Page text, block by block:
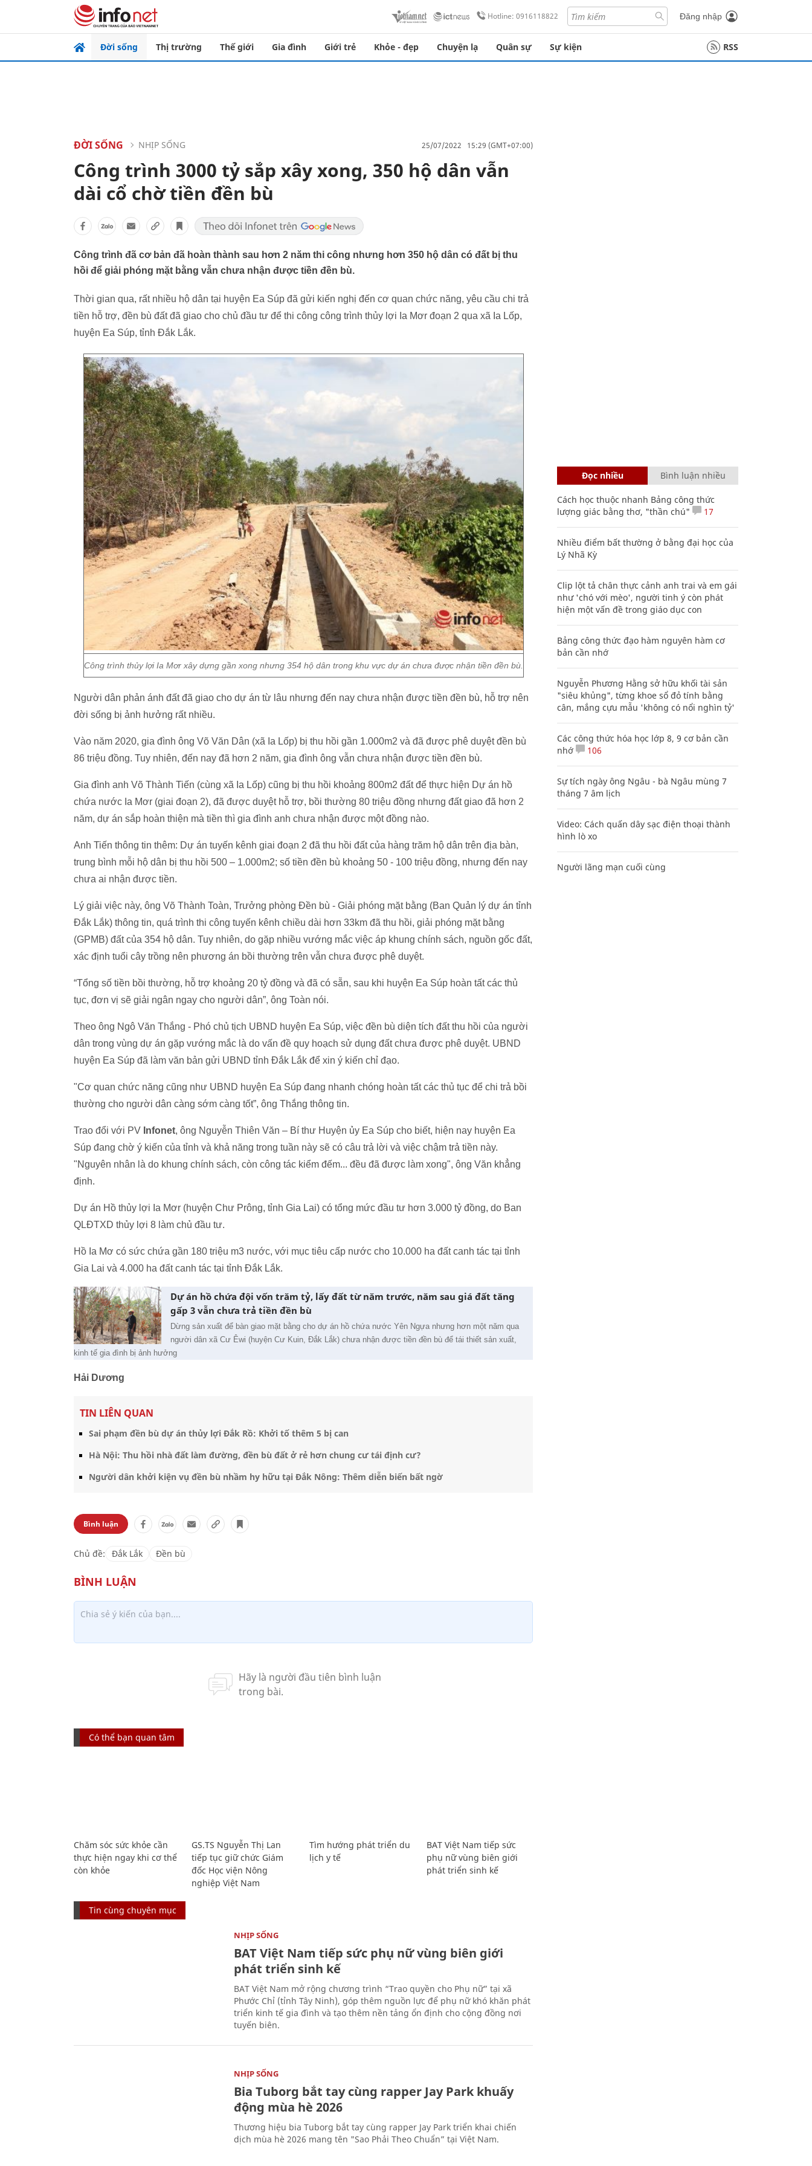
Hotline: 0916118822 Đăng nhập
Đời sống Thị trường Thế giới Gia đình Giới trẻ Khỏe - đẹp Chuyện lạ Quân sự Sự kiện RSS
ĐỜI SỐNG NHỊP SỐNG 25/07/2022 15:29 (GMT+07:00)
Công trình 3000 tỷ sắp xây xong, 350 hộ dân vẫn
dài cổ chờ tiền đền bù
Công trình đã cơ bản đã hoàn thành sau hơn 2 năm thi công nhưng hơn 350 hộ dân có đất bị thu
hồi để giải phóng mặt bằng vẫn chưa nhận được tiền đền bù.
Thời gian qua, rất nhiều hộ dân tại huyện Ea Súp đã gửi kiến nghị đến cơ quan chức năng, yêu cầu chi trả
tiền hỗ trợ, đền bù đất đã giao cho chủ đầu tư để thi công công trình thủy lợi Ia Mơr đoạn 2 qua xã Ia Lốp,
huyện Ea Súp, tỉnh Đắk Lắk.
Công trình thủy lợi Ia Mơr xây dựng gần xong nhưng 354 hộ dân trong khu vực dự án chưa được nhận tiền đền bù.
Người dân phản ánh đất đã giao cho dự án từ lâu nhưng đến nay chưa nhận được tiền đền bù, hỗ trợ nên
đời sống bị ảnh hưởng rất nhiều.
Vào năm 2020, gia đình ông Võ Văn Dân (xã Ia Lốp) bị thu hồi gần 1.000m2 và đã được phê duyệt đền bù
86 triệu đồng. Tuy nhiên, đến nay đã hơn 2 năm, gia đình ông vẫn chưa nhận được tiền đền bù.
Gia đình anh Võ Thành Tiến (cùng xã Ia Lốp) cũng bị thu hồi khoảng 800m2 đất để thực hiện Dự án hồ
chứa nước Ia Mơr (giai đoạn 2), đã được duyệt hỗ trợ, bồi thường 80 triệu đồng nhưng đất giao đã hơn 2
năm, dự án sắp hoàn thiện mà tiền thì gia đình anh chưa nhận được một đồng nào.
Anh Tiến thông tin thêm: Dự án tuyến kênh giai đoạn 2 đã thu hồi đất của hàng trăm hộ dân trên địa bàn,
trung bình mỗi hộ dân bị thu hồi 500 – 1.000m2; số tiền đền bù khoảng 50 - 100 triệu đồng, nhưng đến nay
chưa ai nhận được tiền.
Lý giải việc này, ông Võ Thành Toàn, Trưởng phòng Đền bù - Giải phóng mặt bằng (Ban Quản lý dự án tỉnh
Đắk Lắk) thông tin, quá trình thi công tuyến kênh chiều dài hơn 33km đã thu hồi, giải phóng mặt bằng
(GPMB) đất của 354 hộ dân. Tuy nhiên, do gặp nhiều vướng mắc việc áp khung chính sách, nguồn gốc đất,
xác định tuổi cây trồng nên phương án bồi thường trên vẫn chưa được phê duyệt.
“Tổng số tiền bồi thường, hỗ trợ khoảng 20 tỷ đồng và đã có sẵn, sau khi huyện Ea Súp hoàn tất các thủ
tục, đơn vị sẽ giải ngân ngay cho người dân”, ông Toàn nói.
Theo ông Ngô Văn Thắng - Phó chủ tịch UBND huyện Ea Súp, việc đền bù diện tích đất thu hồi của người
dân trong vùng dự án gặp vướng mắc là do vấn đề quy hoạch sử dụng đất chưa được phê duyệt. UBND
huyện Ea Súp đã làm văn bản gửi UBND tỉnh Đắk Lắk để xin ý kiến chỉ đạo.
"Cơ quan chức năng cũng như UBND huyện Ea Súp đang nhanh chóng hoàn tất các thủ tục để chi trả bồi
thường cho người dân càng sớm càng tốt”, ông Thắng thông tin.
Trao đổi với PV Infonet, ông Nguyễn Thiên Văn – Bí thư Huyện ủy Ea Súp cho biết, hiện nay huyện Ea
Súp đang chờ ý kiến của tỉnh và khả năng trong tuần này sẽ có câu trả lời và việc chậm trả tiền này.
"Nguyên nhân là do khung chính sách, còn công tác kiểm đếm... đều đã được làm xong", ông Văn khẳng
định.
Dự án Hồ thủy lợi Ia Mơr (huyện Chư Prông, tỉnh Gia Lai) có tổng mức đầu tư hơn 3.000 tỷ đồng, do Ban
QLĐTXD thủy lợi 8 làm chủ đầu tư.
Hồ Ia Mơ có sức chứa gần 180 triệu m3 nước, với mục tiêu cấp nước cho 10.000 ha đất canh tác tại tỉnh
Gia Lai và 4.000 ha đất canh tác tại tỉnh Đắk Lắk.
Dự án hồ chứa đội vốn trăm tỷ, lấy đất từ năm trước, năm sau giá đất tăng
gấp 3 vẫn chưa trả tiền đền bù
Dừng sản xuất để bàn giao mặt bằng cho dự án hồ chứa nước Yên Ngựa nhưng hơn một năm qua
người dân xã Cư Êwi (huyện Cư Kuin, Đắk Lắk) chưa nhận được tiền đền bù để tái thiết sản xuất,
kinh tế gia đình bị ảnh hưởng
Hải Dương
TIN LIÊN QUAN
Sai phạm đền bù dự án thủy lợi Đắk Rồ: Khởi tố thêm 5 bị can
Hà Nội: Thu hồi nhà đất làm đường, đền bù đất ở rẻ hơn chung cư tái định cư?
Người dân khởi kiện vụ đền bù nhầm hy hữu tại Đắk Nông: Thêm diễn biến bất ngờ
Bình luận
Chủ đề: Đắk Lắk Đền bù
Có thể bạn quan tâm
Chăm sóc sức khỏe cần
thực hiện ngay khi cơ thể
còn khỏe
GS.TS Nguyễn Thị Lan
tiếp tục giữ chức Giám
đốc Học viện Nông
nghiệp Việt Nam
Tìm hướng phát triển du
lịch y tế
BAT Việt Nam tiếp sức
phụ nữ vùng biên giới
phát triển sinh kế
Tin cùng chuyên mục
NHỊP SỐNG
BAT Việt Nam tiếp sức phụ nữ vùng biên giới
phát triển sinh kế
BAT Việt Nam mở rộng chương trình “Trao quyền cho Phụ nữ” tại xã
Phước Chỉ (tỉnh Tây Ninh), góp thêm nguồn lực để phụ nữ khó khăn phát
triển kinh tế gia đình và tạo thêm nền tảng ổn định cho cộng đồng nơi
tuyến biên.
NHỊP SỐNG
Bia Tuborg bắt tay cùng rapper Jay Park khuấy
động mùa hè 2026
Thương hiệu bia Tuborg bắt tay cùng rapper Jay Park triển khai chiến
dịch mùa hè 2026 mang tên "Sao Phải Theo Chuẩn” tại Việt Nam.
Đọc nhiều Bình luận nhiều
Cách học thuộc nhanh Bảng công thức
lượng giác bằng thơ, "thần chú"
17
Nhiều điểm bất thường ở bằng đại học của
Lý Nhã Kỳ
Clip lột tả chân thực cảnh anh trai và em gái
như 'chó với mèo', người tinh ý còn phát
hiện một vấn đề trong giáo dục con
Bảng công thức đạo hàm nguyên hàm cơ
bản cần nhớ
Nguyễn Phương Hằng sở hữu khối tài sản
"siêu khủng", từng khoe sổ đỏ tính bằng
cân, mắng cựu mẫu 'không có nổi nghìn tỷ'
Các công thức hóa học lớp 8, 9 cơ bản cần
nhớ
106
Sự tích ngày ông Ngâu - bà Ngâu mùng 7
tháng 7 âm lịch
Video: Cách quấn dây sạc điện thoại thành
hình lò xo
Người lãng mạn cuối cùng